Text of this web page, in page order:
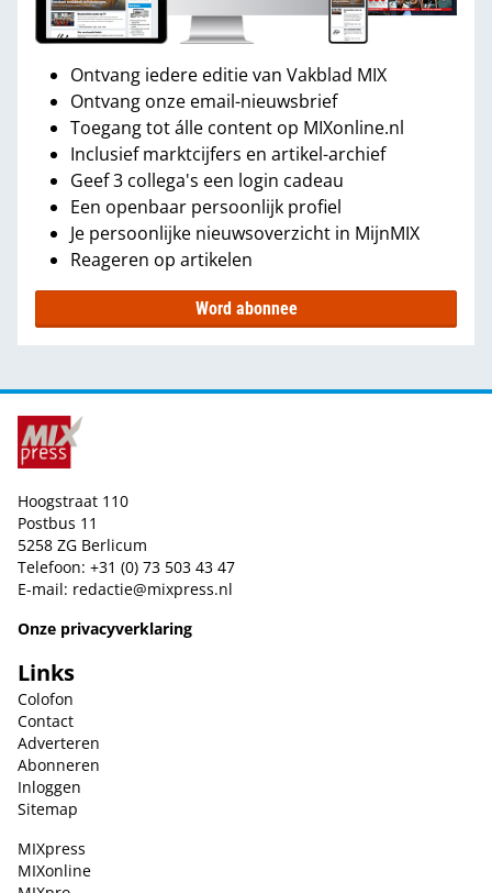
Ontvang iedere editie van Vakblad MIX
Ontvang onze email-nieuwsbrief
Toegang tot álle content op MIXonline.nl
Inclusief marktcijfers en artikel-archief
Geef 3 collega's een login cadeau
Een openbaar persoonlijk profiel
Je persoonlijke nieuwsoverzicht in MijnMIX
Reageren op artikelen
Word abonnee
Hoogstraat 110
Postbus 11
5258 ZG Berlicum
Telefoon: +31 (0) 73 503 43 47
E-mail: redactie@mixpress.nl
Onze privacyverklaring
Links
Colofon
Contact
Adverteren
Abonneren
Inloggen
Sitemap
MIXpress
MIXonline